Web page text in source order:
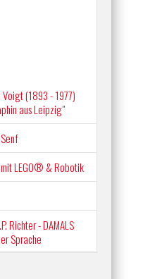
Voigt (1893 - 1977)
aus Leipzig"
LEGO® & Robotik
Richter - DAMALS
Sprache